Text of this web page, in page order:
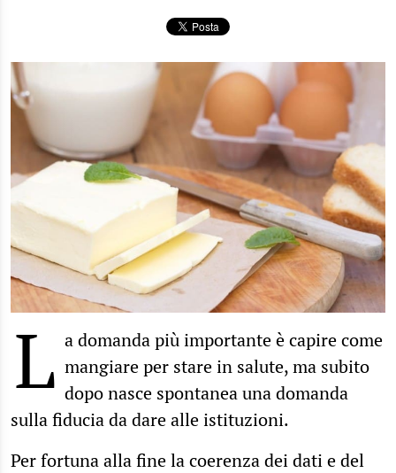
L a domanda più importante è capire come
mangiare per stare in salute, ma subito
dopo nasce spontanea una domanda
sulla fiducia da dare alle istituzioni.
Per fortuna alla fine la coerenza dei dati e del